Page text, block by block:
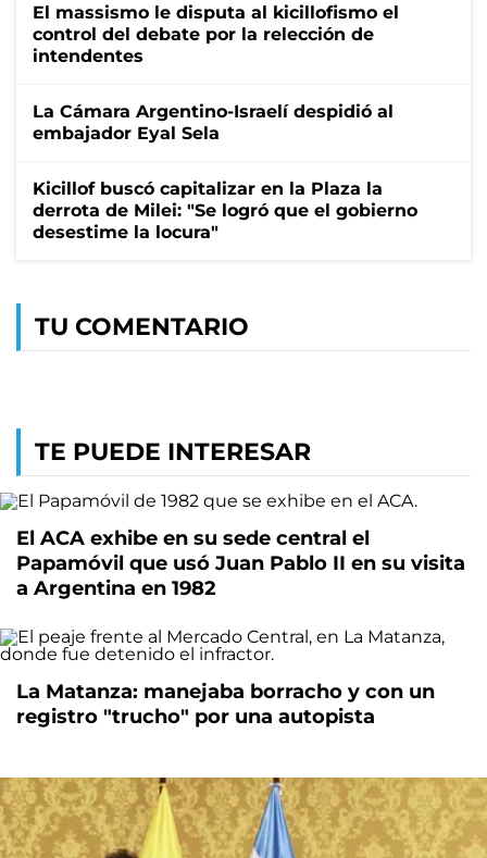
El massismo le disputa al kicillofismo el
control del debate por la relección de
intendentes
La Cámara Argentino-Israelí despidió al
embajador Eyal Sela
Kicillof buscó capitalizar en la Plaza la
derrota de Milei: "Se logró que el gobierno
desestime la locura"
TU COMENTARIO
TE PUEDE INTERESAR
El ACA exhibe en su sede central el
Papamóvil que usó Juan Pablo II en su visita
a Argentina en 1982
La Matanza: manejaba borracho y con un
registro "trucho" por una autopista